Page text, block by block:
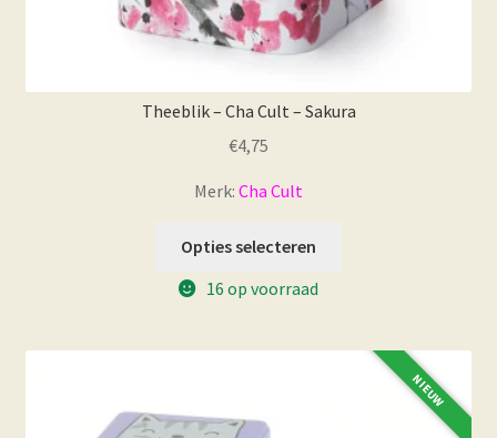
Theeblik – Cha Cult – Sakura
€4,75
Merk: Cha Cult
Opties selecteren
16 op voorraad
NIEUW